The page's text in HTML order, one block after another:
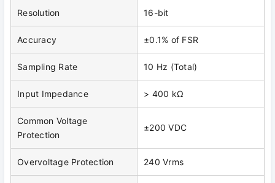
Resolution 16-bit
Accuracy ±0.1% of FSR
Sampling Rate 10 Hz (Total)
Input Impedance > 400 kΩ
Common Voltage
Protection
±200 VDC
Overvoltage Protection 240 Vrms